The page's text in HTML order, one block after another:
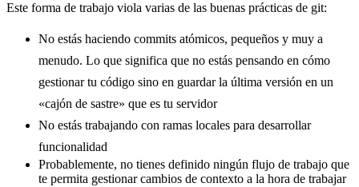
Este forma de trabajo viola varias de las buenas prácticas de git:
No estás haciendo commits atómicos, pequeños y muy a
menudo. Lo que significa que no estás pensando en cómo
gestionar tu código sino en guardar la última versión en un
«cajón de sastre» que es tu servidor
No estás trabajando con ramas locales para desarrollar
funcionalidad
Probablemente, no tienes definido ningún flujo de trabajo que
te permita gestionar cambios de contexto a la hora de trabajar